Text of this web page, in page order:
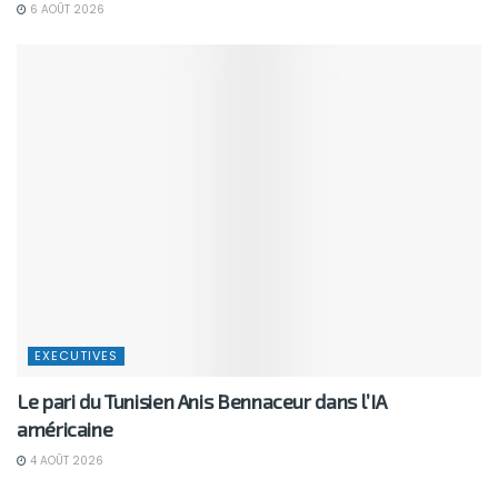
6 AOÛT 2026
EXECUTIVES
Le pari du Tunisien Anis Bennaceur dans l’IA
américaine
4 AOÛT 2026